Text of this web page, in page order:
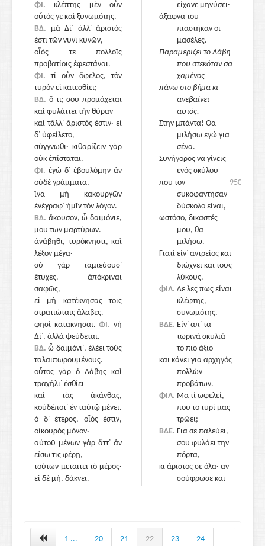
ΦΙ. κλέπτης μὲν οὖν
οὗτός γε καὶ ξυνωμότης.
ΒΔ. μὰ Δί᾽ ἀλλ᾽ ἄριστός
ἐστι τῶν νυνὶ κυνῶν,
οἷός τε πολλοῖς
προβατίοις ἐφεστάναι.
ΦΙ. τί οὖν ὄφελος, τὸν
τυρὸν εἰ κατεσθίει;
ΒΔ. ὅ τι; σοῦ προμάχεται
καὶ φυλάττει τὴν θύραν
καὶ τἄλλ᾽ ἄριστός ἐστιν· εἰ
δ᾽ ὑφείλετο,
σύγγνωθι· κιθαρίζειν γὰρ
οὐκ ἐπίσταται.
ΦΙ. ἐγὼ δ᾽ ἐβουλόμην ἂν
οὐδὲ γράμματα,
ἵνα μὴ κακουργῶν
ἐνέγραφ᾽ ἡμῖν τὸν λόγον.
ΒΔ. ἄκουσον, ὦ δαιμόνιε,
μου τῶν μαρτύρων.
ἀνάβηθι, τυρόκνηστι, καὶ
λέξον μέγα·
σὺ γὰρ ταμιεύουσ᾽
ἔτυχες. ἀπόκριναι
σαφῶς,
εἰ μὴ κατέκνησας τοῖς
στρατιώταις ἅλαβες.
φησὶ κατακνῆσαι.ΦΙ. νὴ
Δί᾽, ἀλλὰ ψεύδεται.
ΒΔ. ὦ δαιμόνι᾽, ἐλέει τοὺς
ταλαιπωρουμένους.
οὗτος γὰρ ὁ Λάβης καὶ
τραχήλι᾽ ἐσθίει
καὶ τὰς ἀκάνθας,
κοὐδέποτ᾽ ἐν ταὐτῷ μένει.
ὁ δ᾽ ἕτερος, οἷός ἐστιν,
οἰκουρὸς μόνον·
αὐτοῦ μένων γὰρ ἅττ᾽ ἂν
εἴσω τις φέρῃ,
τούτων μεταιτεῖ τὸ μέρος·
εἰ δὲ μή, δάκνει.
είχανε μηνύσει·
άξαφνα του
πιαστήκαν οι
μασέλες.
Παραμερίζει το Λάβη
που στεκόταν σα
χαμένος
πάνω στο βήμα κι
ανεβαίνει
αυτός.
Στην μπάντα! Θα
μιλήσω εγώ για
σένα.
Συνήγορος να γίνεις
ενός σκύλου
950
που τον
συκοφαντήσαν
δύσκολο είναι,
ωστόσο, δικαστές
μου, θα
μιλήσω.
Γιατί είν᾽ αντρείος και
διώχνει και τους
λύκους.
ΦΙΛ. Δε λες πως είναι
κλέφτης,
συνωμότης.
ΒΔΕ. Είν᾽ απ᾽ τα
τωρινά σκυλιά
το πιο άξιο
και κάνει για αρχηγός
πολλών
προβάτων.
ΦΙΛ. Μα τί ωφελεί,
που το τυρί μας
τρώει;
ΒΔΕ. Για σε παλεύει,
σου φυλάει την
πόρτα,
κι άριστος σε όλα· αν
σούφρωσε και
ΦΙΛ.Και γράμματα
ήταν κάλλιο να
1 ... 20 21 22 23 24